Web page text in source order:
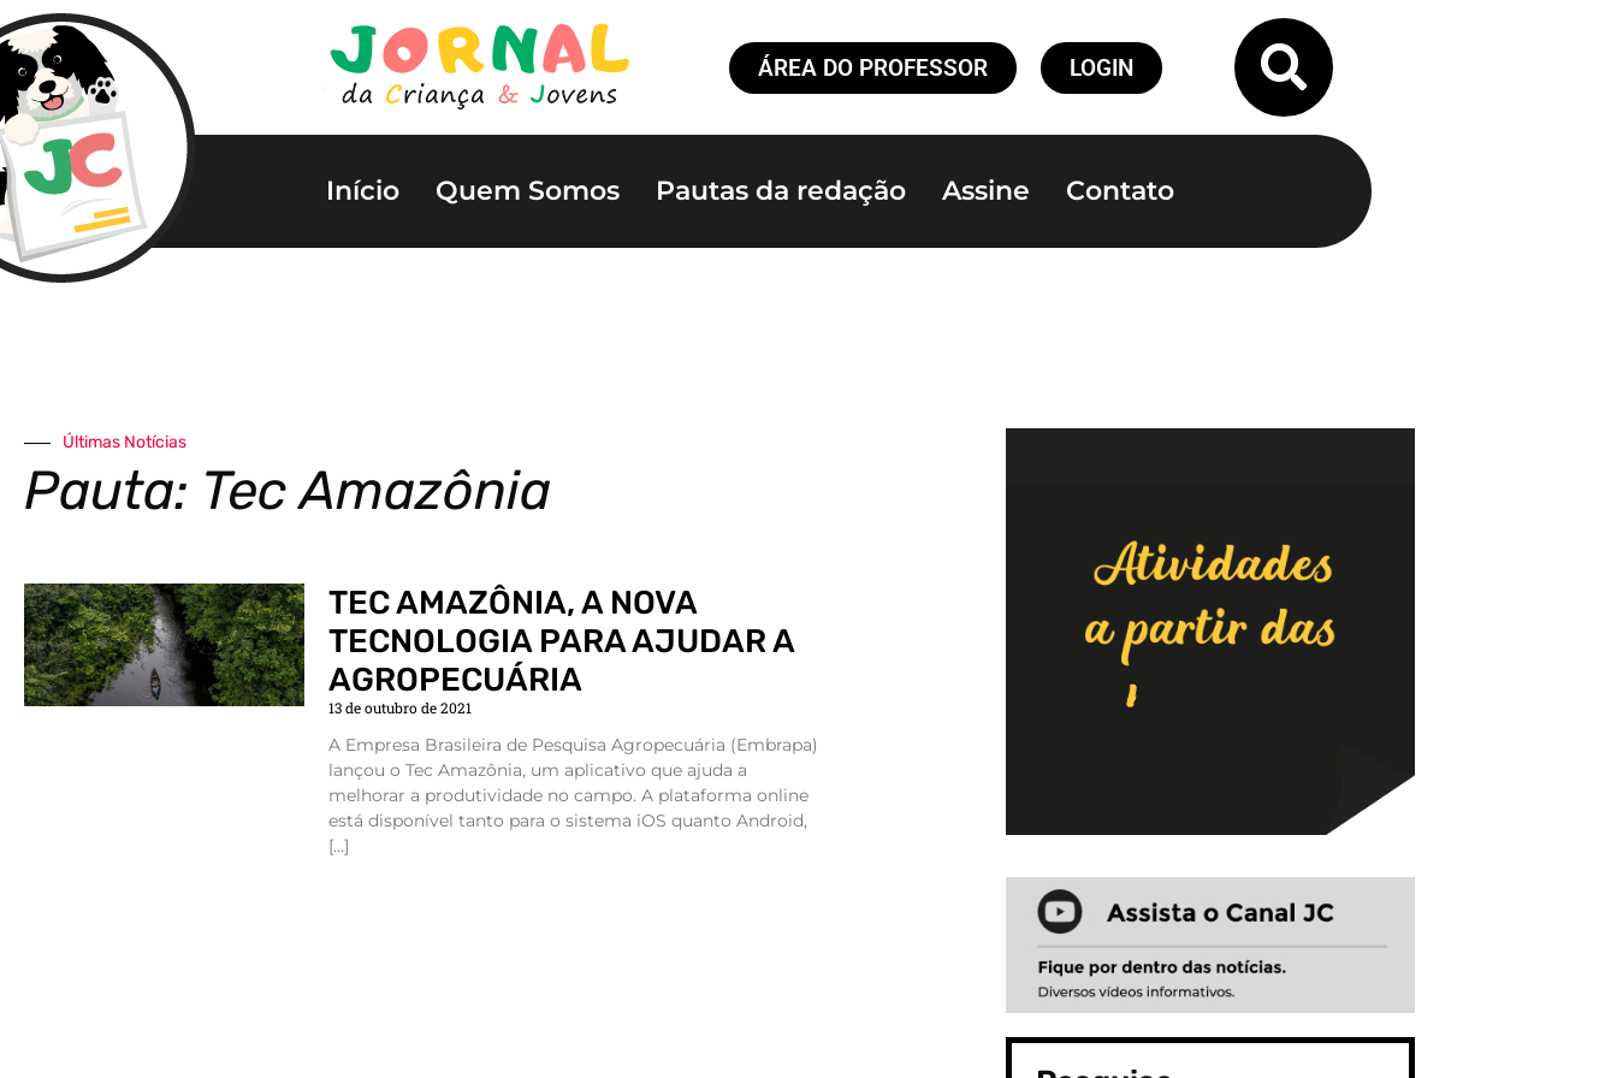
ÁREA DO PROFESSOR LOGIN
Início Quem Somos Pautas da redação Assine Contato
Últimas Notícias
Pauta: Tec Amazônia
TEC AMAZÔNIA, A NOVA
TECNOLOGIA PARA AJUDAR A
AGROPECUÁRIA
13 de outubro de 2021
A Empresa Brasileira de Pesquisa Agropecuária (Embrapa)
lançou o Tec Amazônia, um aplicativo que ajuda a
melhorar a produtividade no campo. A plataforma online
está disponível tanto para o sistema iOS quanto Android,
[…]